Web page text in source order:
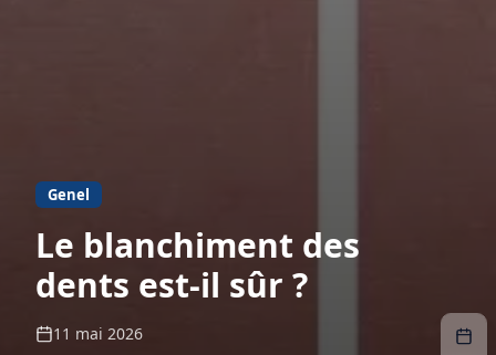
Genel
Le blanchiment des
dents est-il sûr ?
11 mai 2026